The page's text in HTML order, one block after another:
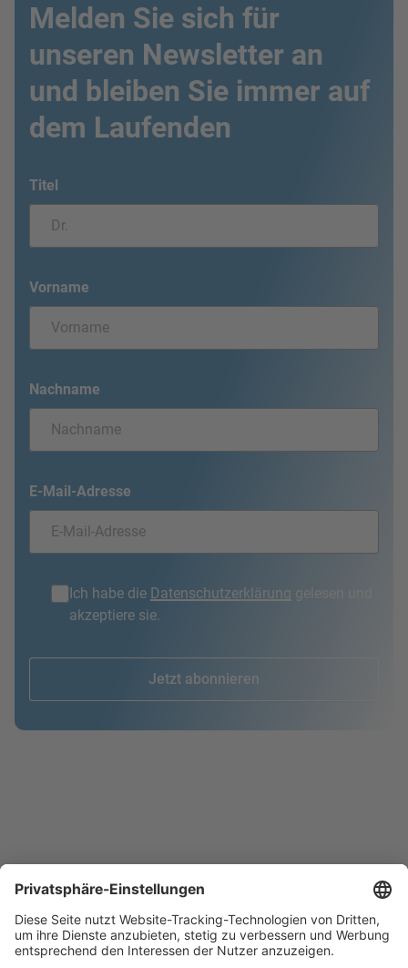
Melden Sie sich für
unseren Newsletter an
und bleiben Sie immer auf
dem Laufenden
Titel
Vorname
Nachname
E-Mail-Adresse
Ich habe die Datenschutzerklärung gelesen und
akzeptiere sie.
Jetzt abonnieren